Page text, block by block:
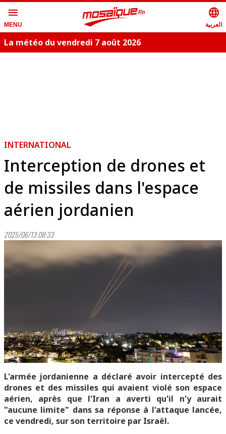
menu
MENU
language
العربية
La météo du vendredi 7 août 2026
INTERNATIONAL
Interception de drones et
de missiles dans l'espace
aérien jordanien
2025/06/13 08:33
L'armée jordanienne a déclaré avoir intercepté des
drones et des missiles qui avaient violé son espace
aérien, après que l'Iran a averti qu'il n'y aurait
"aucune limite" dans sa réponse à l'attaque lancée,
ce vendredi, sur son territoire par Israël.